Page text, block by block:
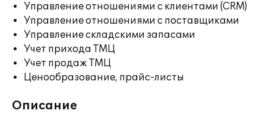
Управление отношениями с клиентами (CRM)
Управление отношениями с поставщиками
Управление складскими запасами
Учет прихода ТМЦ
Учет продаж ТМЦ
Ценообразование, прайс-листы
Описание